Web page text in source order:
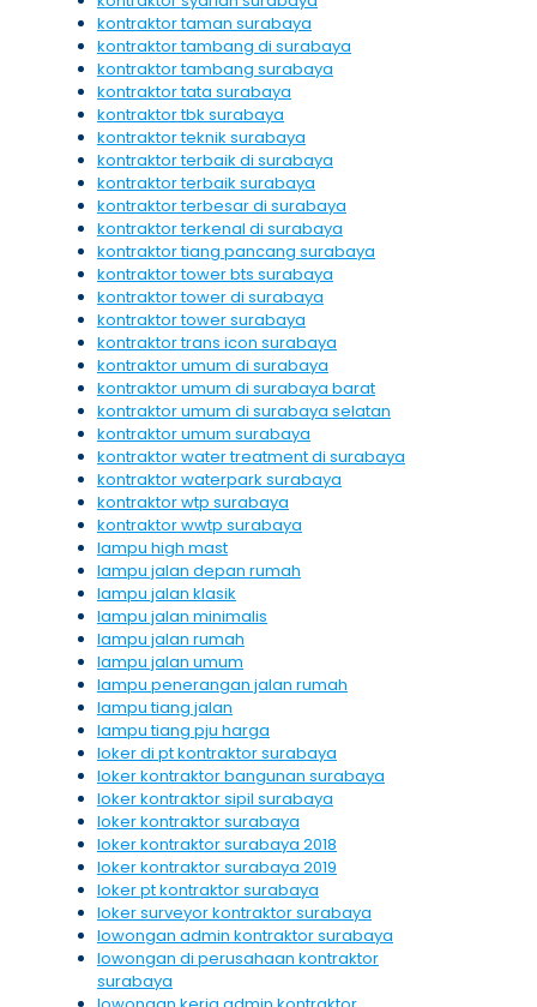
kontraktor taman surabaya
kontraktor tambang di surabaya
kontraktor tambang surabaya
kontraktor tata surabaya
kontraktor tbk surabaya
kontraktor teknik surabaya
kontraktor terbaik di surabaya
kontraktor terbaik surabaya
kontraktor terbesar di surabaya
kontraktor terkenal di surabaya
kontraktor tiang pancang surabaya
kontraktor tower bts surabaya
kontraktor tower di surabaya
kontraktor tower surabaya
kontraktor trans icon surabaya
kontraktor umum di surabaya
kontraktor umum di surabaya barat
kontraktor umum di surabaya selatan
kontraktor umum surabaya
kontraktor water treatment di surabaya
kontraktor waterpark surabaya
kontraktor wtp surabaya
kontraktor wwtp surabaya
lampu high mast
lampu jalan depan rumah
lampu jalan klasik
lampu jalan minimalis
lampu jalan rumah
lampu jalan umum
lampu penerangan jalan rumah
lampu tiang jalan
lampu tiang pju harga
loker di pt kontraktor surabaya
loker kontraktor bangunan surabaya
loker kontraktor sipil surabaya
loker kontraktor surabaya
loker kontraktor surabaya 2018
loker kontraktor surabaya 2019
loker pt kontraktor surabaya
loker surveyor kontraktor surabaya
lowongan admin kontraktor surabaya
lowongan di perusahaan kontraktor
surabaya